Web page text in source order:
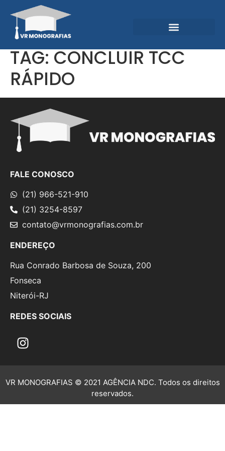
TAG:CONCLUIR TCC
RÁPIDO
FALE CONOSCO
(21) 966-521-910
(21) 3254-8597
contato@vrmonografias.com.br
ENDEREÇO
Rua Conrado Barbosa de Souza, 200
Fonseca
Niterói-RJ
REDES SOCIAIS
VR MONOGRAFIAS © 2021 AGÊNCIA NDC. Todos os direitos
reservados.